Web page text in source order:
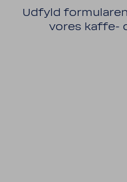
Udfyld
vores kaffe-​